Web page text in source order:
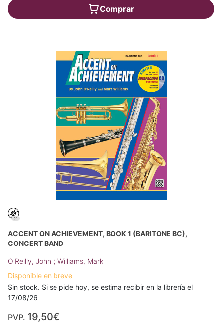
Comprar
ACCENT ON ACHIEVEMENT, BOOK 1 (BARITONE BC),
CONCERT BAND
O'Reilly, John ; Williams, Mark
Disponible en breve
Sin stock. Si se pide hoy, se estima recibir en la librería el
17/08/26
PVP. 19,50€